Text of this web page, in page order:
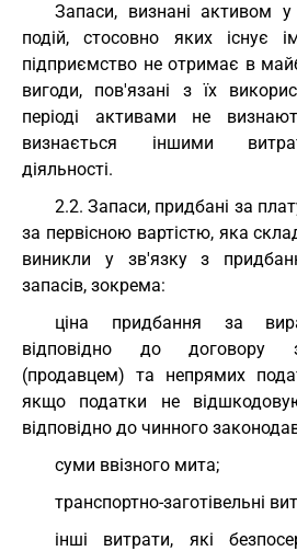
Запаси, визнані активом у
подій, стосовно яких існує
підприємство не отримає в
вигоди, пов'язані з їх
періоді активами не
визнається іншими
діяльності.
2.2. Запаси, придбані за
за первісною вартістю, яка
виникли у зв'язку з
запасів, зокрема:
ціна придбання за
відповідно до договору
(продавцем) та непрямих
якщо податки не
відповідно до чинного
суми ввізного мита;
транспортно-заготівельні
інші витрати, які